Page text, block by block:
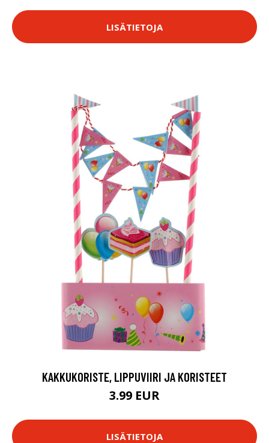
LISÄTIETOJA
KAKKUKORISTE, LIPPUVIIRI JA KORISTEET
3.99 EUR
LISÄTIETOJA